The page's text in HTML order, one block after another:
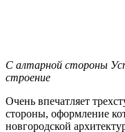
С алтарной стороны
строение
Очень впечатляет
стороны, оформление
новгородской